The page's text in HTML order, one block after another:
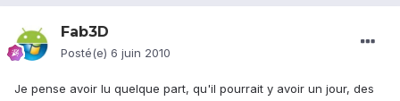
Fab3D
Posté(e) 6 juin 2010
Je pense avoir lu quelque part, qu'il pourrait y avoir un jour, des